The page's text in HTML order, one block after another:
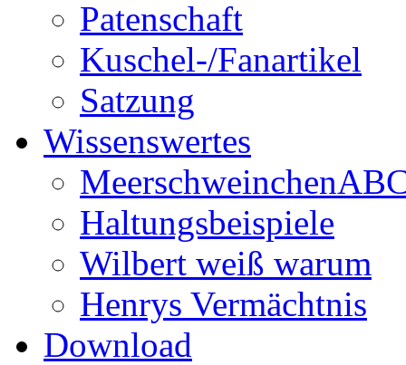
Patenschaft
Kuschel-/Fanartikel
Satzung
Wissenswertes
Haltungsbeispiele
Wilbert weiß warum
Henrys Vermächtnis
Download